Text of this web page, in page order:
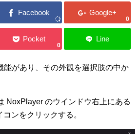
0
0
能があり、その外観を選択肢の中か
NoxPlayer のウインドウ右上にある
ンをクリックする。